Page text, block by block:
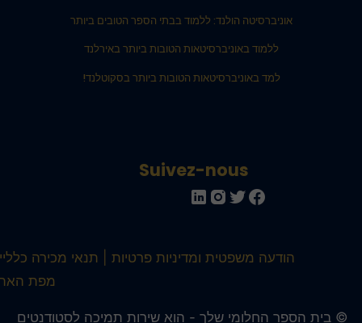
אוניברסיטה הולנד: ללמוד בבתי הספר הטובים ביותר
ללמוד באוניברסיטאות הטובות ביותר באירלנד
למד באוניברסיטאות הטובות ביותר בסקוטלנד!
Suivez-nous
הודעה משפטית ומדיניות פרטיות
תנאי מכירה כלליים
מפת האתר
בית הספר החלומי שלך - הוא שירות תמיכה לסטודנטים